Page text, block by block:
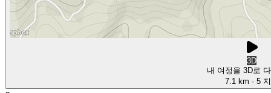
3D
내 여정을 3D로
7.1 km · 5